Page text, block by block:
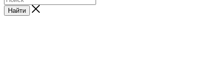
Найти